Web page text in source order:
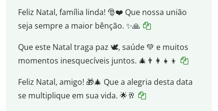
Feliz Natal, família linda! 🎅❤️ Que nossa união
seja sempre a maior bênção. ✨🙏
Que este Natal traga paz 🕊️, saúde 💚 e muitos
momentos inesquecíveis juntos. 🎄👨‍👩‍👧‍👦
Feliz Natal, amigo! 🎁🎄 Que a alegria desta data
se multiplique em sua vida. 🌟🥂